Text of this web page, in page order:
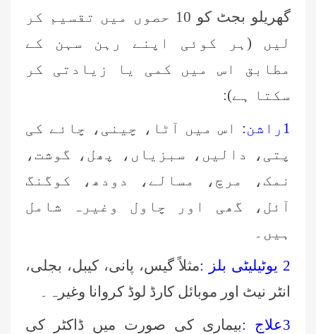
گھریلو بجٹ کو 10 حصوں میں تقسیم کر
لیں (ہر کوئی اپنے رہن سہن کے
مطابق اس میں کمی یا زیادتی کر
سکتا ہے):
1 راشن:
اس میں آٹا، چینی، چائے کی
پتی، دالیں، سبزیاں، پھل، گوشت،
نمک، مرچ، مسالے، دودھ، کوگنگ
آئل، گھی اور چاول وغیرہ شامل
ہیں۔
2 یوٹیلیٹی بلز :
مثلاً گیس، پانی، کیبل، بجلی،
انٹر نیٹ اور موبائل کارڈ لوڈ کروانا وغیرہ۔
3علاج :
بیماری کی صورت میں ڈاکٹر کی